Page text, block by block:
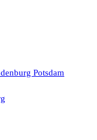
Potsdam